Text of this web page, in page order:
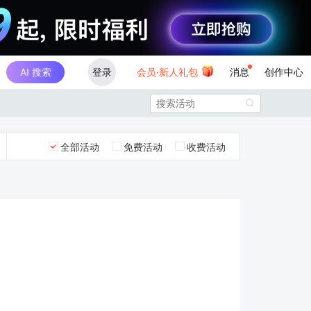
AI 搜索 登录 会员·新人礼包 消息 创作中心

全部活动 免费活动 收费活动